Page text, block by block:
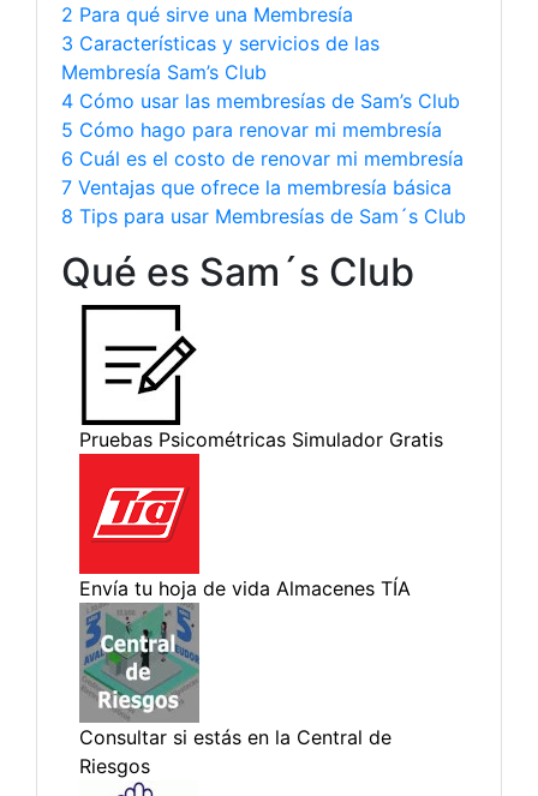
2 Para qué sirve una Membresía
3 Características y servicios de las
Membresía Sam’s Club
4 Cómo usar las membresías de Sam’s Club
5 Cómo hago para renovar mi membresía
6 Cuál es el costo de renovar mi membresía
7 Ventajas que ofrece la membresía básica
8 Tips para usar Membresías de Sam´s Club
Qué es Sam´s Club